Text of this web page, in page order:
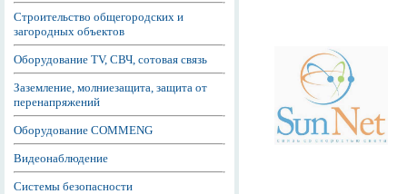
Строительство общегородских и
загородных объектов
Оборудование TV, СВЧ, сотовая связь
Заземление, молниезащита, защита от
перенапряжений
Оборудование COMMENG
Видеонаблюдение
Системы безопасности